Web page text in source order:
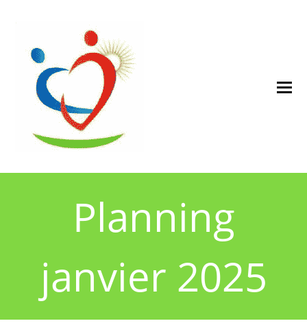
Planning
janvier 2025